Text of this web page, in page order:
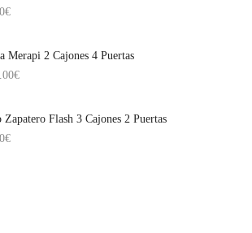
€
Merapi 2 Cajones 4 Puertas
€
Zapatero Flash 3 Cajones 2 Puertas
€